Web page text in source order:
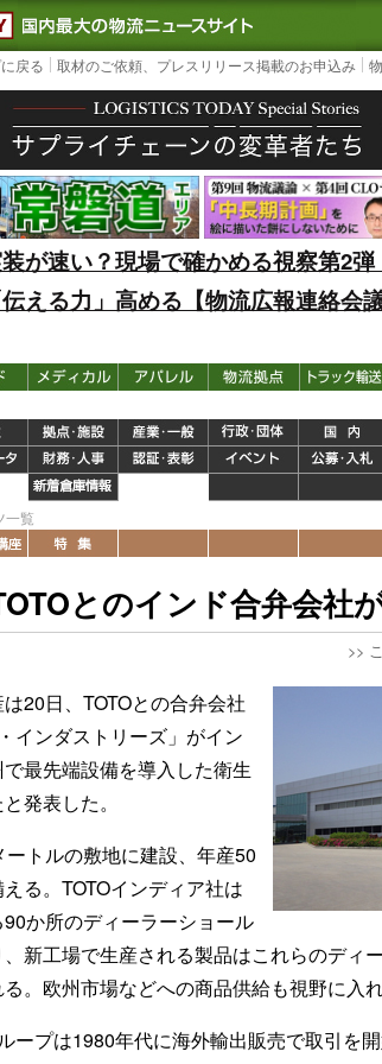
LOGISTICS TODAY｜国内最大の物流ニュ
戻る 取材のご依頼、プレスリリース掲載のお申込み
が速い？現場で確かめる視察第2
える力」高める【物流広報連絡会
一覧
とのインド合弁会社
>>
20日、TOTOとの合弁会社
インダストリーズ」がイン
最先端設備を導入した衛生
発表した。
トルの敷地に建設、年産50
る。TOTOインディア社は
か所のディーラーショール
新工場で生産される製品はこれらのディ
。欧州市場などへの商品供給も視野に入れ
ープは1980年代に海外輸出販売で取引を